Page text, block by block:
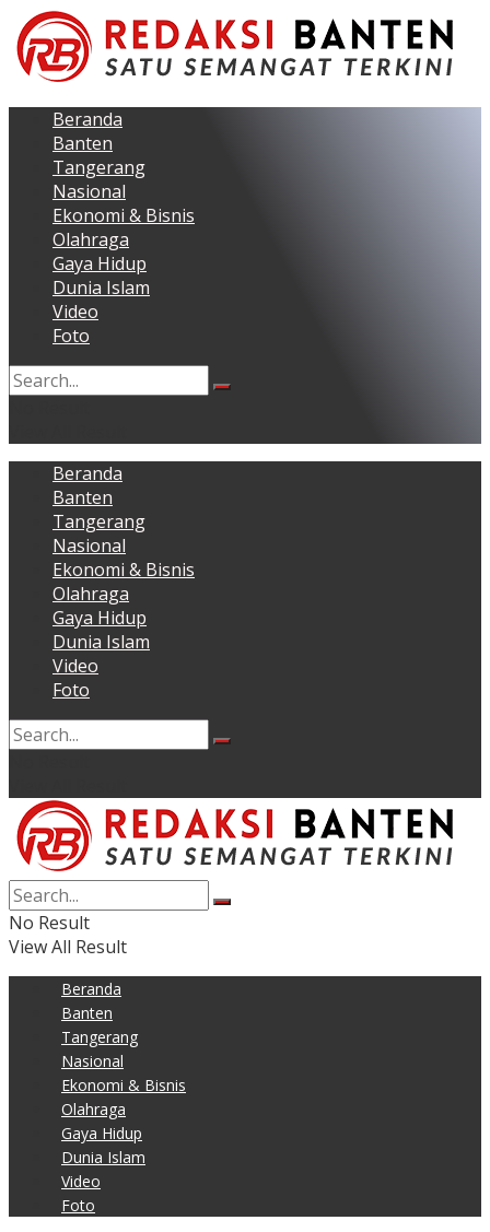
Beranda
Banten
Tangerang
Nasional
Ekonomi & Bisnis
Olahraga
Gaya Hidup
Dunia Islam
Video
Foto
Beranda
Banten
Tangerang
Nasional
Ekonomi & Bisnis
Olahraga
Gaya Hidup
Dunia Islam
Video
Foto
No Result
View All Result
Beranda
Banten
Tangerang
Nasional
Ekonomi & Bisnis
Olahraga
Gaya Hidup
Dunia Islam
Video
Foto